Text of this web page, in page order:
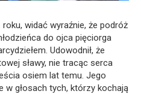
widać wyraźnie, że podróż
do ojca pięciorga
Udowodnił, że
sławy, nie tracąc serca
osiem lat temu. Jego
głosach tych, którzy kochają